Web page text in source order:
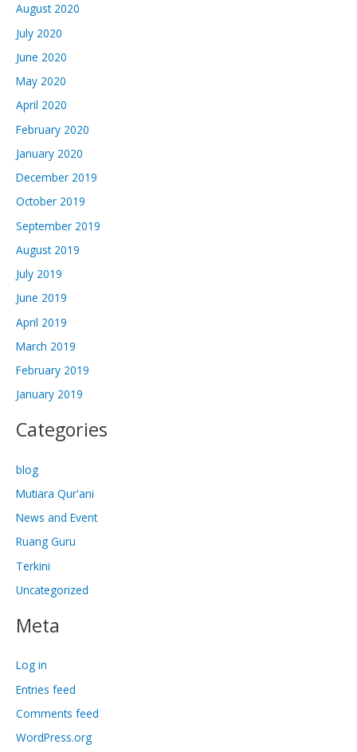
August 2020
July 2020
June 2020
May 2020
April 2020
February 2020
January 2020
December 2019
October 2019
September 2019
August 2019
July 2019
June 2019
April 2019
March 2019
February 2019
January 2019
Categories
blog
Mutiara Qur'ani
News and Event
Ruang Guru
Terkini
Uncategorized
Meta
Log in
Entries feed
Comments feed
WordPress.org